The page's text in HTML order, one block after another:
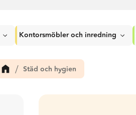
Kontorsmöbler och inredning
Städ och hygien